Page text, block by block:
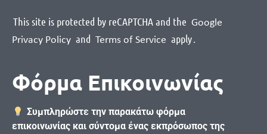
This site is protected by reCAPTCHA and the Google
Privacy Policy and Terms of Service apply.
Φόρμα Επικοινωνίας
Συμπληρώστε την παρακάτω φόρμα
επικοινωνίας και σύντομα ένας εκπρόσωπος της